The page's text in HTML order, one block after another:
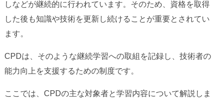
しなどが継続的に行われています。そのため、資格を取得
した後も知識や技術を更新し続けることが重要とされてい
ます。
CPDは、そのような継続学習への取組を記録し、技術者の
能力向上を支援するための制度です。
ここでは、CPDの主な対象者と学習内容について解説しま